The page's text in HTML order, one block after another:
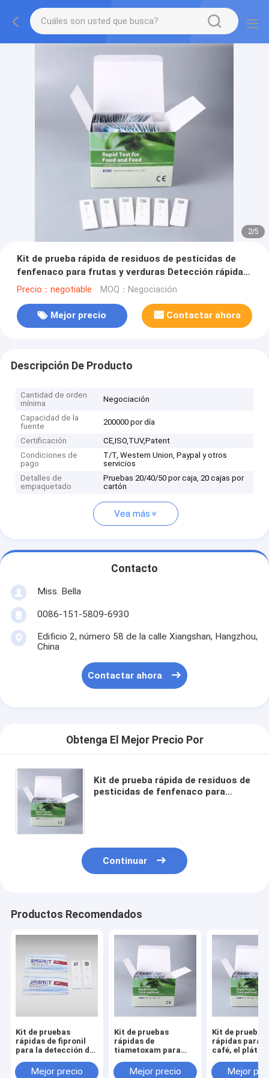
2/5
Kit de prueba rápida de residuos de pesticidas de
fenfenaco para frutas y verduras Detección rápida,
alta sensibilidad
Precio：negotiable MOQ：Negociación
Mejor precio Contactar ahora
Descripción De Producto
Cantidad de orden
mínima
Negociación
Capacidad de la
fuente
200000 por día
Certificación
CE,ISO,TUV,Patent
Condiciones de
pago
T/T, Western Union, Paypal y otros
servicios
Detalles de
empaquetado
Pruebas 20/40/50 por caja, 20 cajas por
cartón
Vea más
Contacto
Miss. Bella
0086-151-5809-6930
Edificio 2, número 58 de la calle Xiangshan, Hangzhou,
China
Contactar ahora
Obtenga El Mejor Precio Por
Kit de prueba rápida de residuos de
pesticidas de fenfenaco para
Continuar
Productos Recomendados
Kit de pruebas
rápidas de fipronil
para la detección de
Mejor precio
Kit de pruebas
rápidas de
tiametoxam para
arroz y miel.
Mejor precio
Kit de pruebas
rápidas para
café, el
Mejor